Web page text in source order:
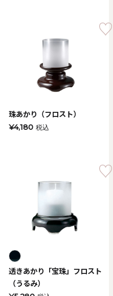
珠あかり（フロスト）
¥4,180 税込
透きあかり「宝珠」フロスト
（うるみ）